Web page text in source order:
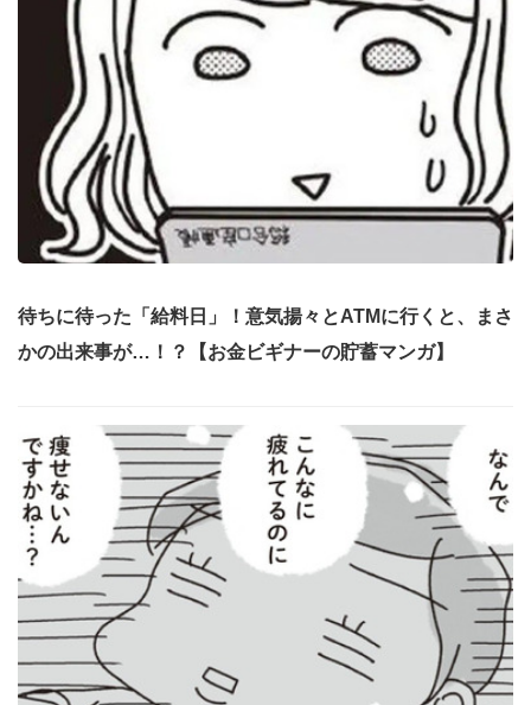
待ちに待った「給料日」！意気揚々とATMに行くと、まさ
かの出来事が…！？【お金ビギナーの貯蓄マンガ】